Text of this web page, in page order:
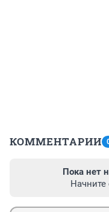
КОММЕНТАРИИ
Пока нет